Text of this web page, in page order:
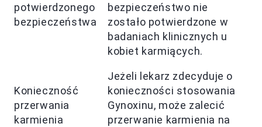
potwierdzonego
bezpieczeństwa
bezpieczeństwo nie
zostało potwierdzone w
badaniach klinicznych u
kobiet karmiących.
Konieczność
przerwania
karmienia
Jeżeli lekarz zdecyduje o
konieczności stosowania
Gynoxinu, może zalecić
przerwanie karmienia na